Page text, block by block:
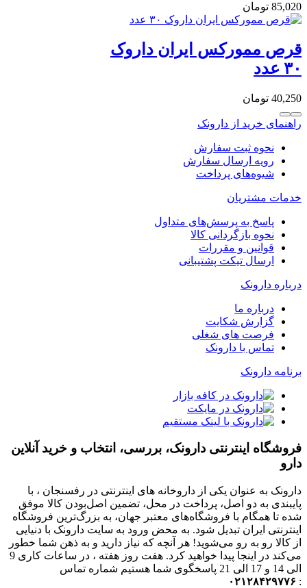
85,020 تومان
قرص ممورکس ایران داروک
۳۰ عدد
40,250 تومان
راهنمای خرید از دارونک
نحوه ثبت سفارش
رویه ارسال سفارش
شیوه‌های پرداخت
خدمات مشتریان
پاسخ به پرسش‌های متداول
نحوه بازگردانی کالا
قوانین و مقررات
ارسال تیکت پشتیبانی
درباره دارونک
درباره ما
گزارش شکایت
فرصت های شغلی
تماس با دارونک
برنامه دارونک
فروشگاه اینترنتی دارونک، بررسی، انتخاب و خرید آنلاین
دارو
دارونک به عنوان یکی از داروخانه های اینترنتی در رفسنجان ، با
پایبندی به دو اصل، پرداخت در محل، تضمین اصل‌بودن کالا موفق
شده تا همگام با فروشگاه‌های معتبر جهان، به بزرگ‌ترین فروشگاه
اینترنتی ایران تبدیل شود. به محض ورود به سایت دارونک با دنیایی
از کالا رو به رو می‌شوید! هر آنچه که نیاز دارید و به ذهن شما خطور
می‌کند در اینجا پیدا خواهید کرد. هفت روز هفته ، در ساعات کاری 9
الی 14 و 17 الی 21 پاسخگوی شما هستیم شماره تماس
: ۰۲۱۲۸۴۲۹۷۷۶